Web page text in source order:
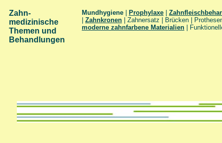
Zahn-
medizinische
Themen und
Behandlungen
Mundhygiene Prophylaxe
Zahnkronen
| Zahnersatz | Brücken |
moderne zahnfarbene Materialien
|